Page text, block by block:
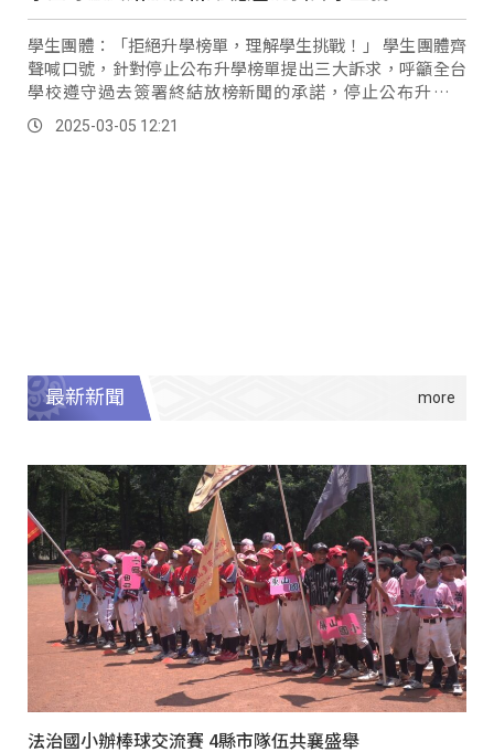
學生團體：「拒絕升學榜單，理解學生挑戰！」 學生團體齊
聲喊口號，針對停止公布升學榜單提出三大訴求，呼籲全台
學校遵守過去簽署終結放榜新聞的承諾，停止公布升學榜
單；也要求教育部建立規範，確保媒體合理使用學生資訊、
並強調檢討大學考招制度，應重視學生多元樣貌。
2025-03-05 12:21
最新新聞
法治國小辦棒球交流賽 4縣市隊伍共襄盛舉